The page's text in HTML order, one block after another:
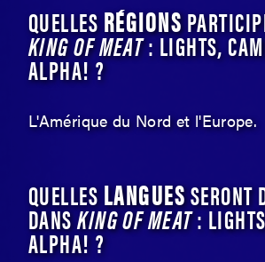
QUELLESRÉGIONS
KING OF MEAT: LIGHTS,
ALPHA! ?
L'Amérique du Nord et l'Europe.
QUELLESLANGUESSERONT
DANSKING OF MEAT:
ALPHA! ?